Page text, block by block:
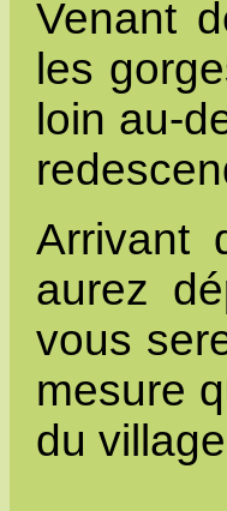
Venant
les
loin au-
Arrivant
aurez
vous
mesure
du